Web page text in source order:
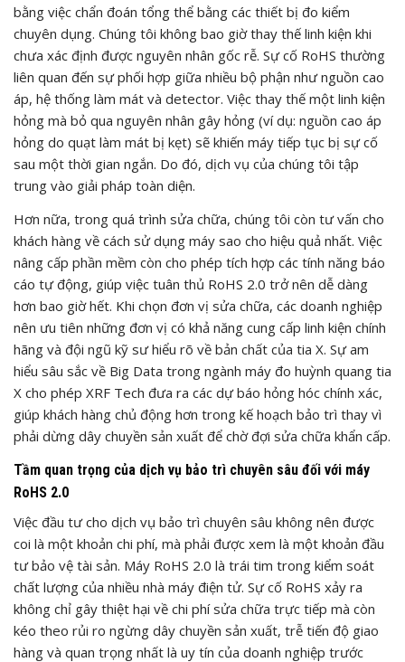
bằng việc chẩn đoán tổng thể bằng các thiết bị đo kiểm
chuyên dụng. Chúng tôi không bao giờ thay thế linh kiện khi
chưa xác định được nguyên nhân gốc rễ. Sự cố RoHS thường
liên quan đến sự phối hợp giữa nhiều bộ phận như nguồn cao
áp, hệ thống làm mát và detector. Việc thay thế một linh kiện
hỏng mà bỏ qua nguyên nhân gây hỏng (ví dụ: nguồn cao áp
hỏng do quạt làm mát bị kẹt) sẽ khiến máy tiếp tục bị sự cố
sau một thời gian ngắn. Do đó, dịch vụ của chúng tôi tập
trung vào giải pháp toàn diện.
Hơn nữa, trong quá trình sửa chữa, chúng tôi còn tư vấn cho
khách hàng về cách sử dụng máy sao cho hiệu quả nhất. Việc
nâng cấp phần mềm còn cho phép tích hợp các tính năng báo
cáo tự động, giúp việc tuân thủ RoHS 2.0 trở nên dễ dàng
hơn bao giờ hết. Khi chọn đơn vị sửa chữa, các doanh nghiệp
nên ưu tiên những đơn vị có khả năng cung cấp linh kiện chính
hãng và đội ngũ kỹ sư hiểu rõ về bản chất của tia X. Sự am
hiểu sâu sắc về Big Data trong ngành máy đo huỳnh quang tia
X cho phép XRF Tech đưa ra các dự báo hỏng hóc chính xác,
giúp khách hàng chủ động hơn trong kế hoạch bảo trì thay vì
phải dừng dây chuyền sản xuất để chờ đợi sửa chữa khẩn cấp.
Tầm quan trọng của dịch vụ bảo trì chuyên sâu đối với máy
RoHS 2.0
Việc đầu tư cho dịch vụ bảo trì chuyên sâu không nên được
coi là một khoản chi phí, mà phải được xem là một khoản đầu
tư bảo vệ tài sản. Máy RoHS 2.0 là trái tim trong kiểm soát
chất lượng của nhiều nhà máy điện tử. Sự cố RoHS xảy ra
không chỉ gây thiệt hại về chi phí sửa chữa trực tiếp mà còn
kéo theo rủi ro ngừng dây chuyền sản xuất, trễ tiến độ giao
hàng và quan trọng nhất là uy tín của doanh nghiệp trước